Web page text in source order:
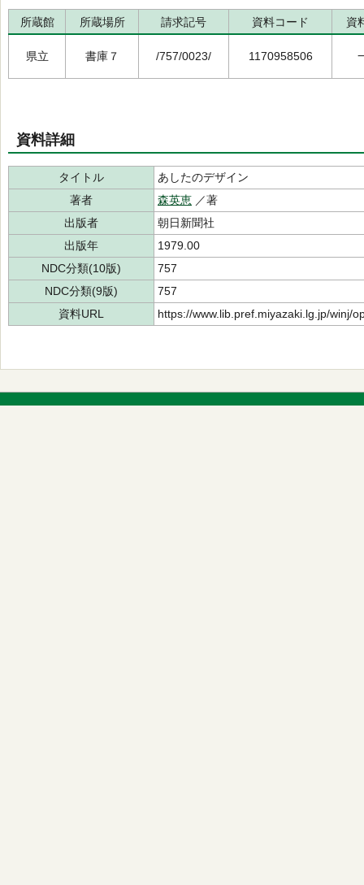
所蔵館 所蔵場所 請求記号 資料コード 資
県立 書庫７ /757/0023/ 1170958506
資料詳細
タイトル
あしたのデザイン
著者
森英恵 ／著
出版者
朝日新聞社
出版年
1979.00
NDC分類(10版)
757
NDC分類(9版)
757
資料URL
https://www.lib.pref.miyazaki.lg.jp/winj/